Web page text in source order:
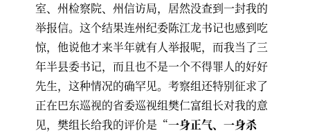
室、州检察院、州信访局，居然没查到一封我的
举报信。这个结果连州纪委陈江龙书记也感到吃
惊，他说他才来半年就有人举报呢，而我当了三
年半县委书记，而且也不是一个不得罪人的好好
先生，这种情况的确罕见。考察组还特别征求了
正在巴东巡视的省委巡视组樊仁富组长对我的意
见，樊组长给我的评价是“一身正气、一身杀